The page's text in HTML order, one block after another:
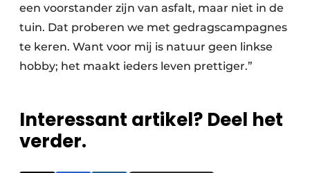
een voorstander zijn van asfalt, maar niet in de
tuin. Dat proberen we met gedragscampagnes
te keren. Want voor mij is natuur geen linkse
hobby; het maakt ieders leven prettiger.”
Interessant artikel? Deel het
verder.